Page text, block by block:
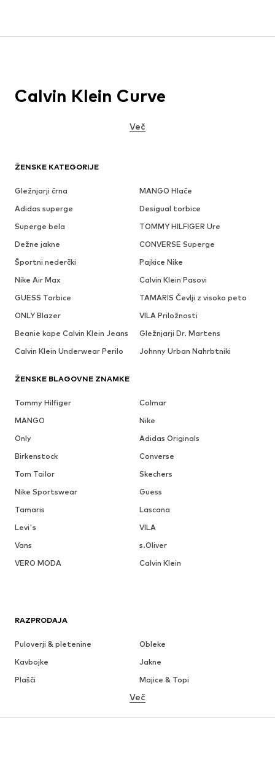
ŽENSKE KATEGORIJE
Gležnjarji črna
MANGO Hlače
Adidas superge
Desigual torbice
Superge bela
TOMMY HILFIGER Ure
Dežne jakne
CONVERSE Superge
Športni nederčki
Pajkice Nike
Nike Air Max
Calvin Klein Pasovi
GUESS Torbice
TAMARIS Čevlji z visoko peto
ONLY Blazer
VILA Priložnosti
Beanie kape Calvin Klein Jeans
Gležnjarji Dr. Martens
Calvin Klein Underwear Perilo
Johnny Urban Nahrbtniki
ŽENSKE BLAGOVNE ZNAMKE
Tommy Hilfiger
Colmar
MANGO
Nike
Only
Adidas Originals
Birkenstock
Converse
Tom Tailor
Skechers
Nike Sportswear
Guess
Tamaris
Lascana
Levi's
VILA
Vans
s.Oliver
VERO MODA
Calvin Klein
RAZPRODAJA
Puloverji & pletenine
Obleke
Kavbojke
Jakne
Plašči
Majice & Topi
Perilo
Krila
Bluze & Tunike
Več
Calvin Klein Curve
Več